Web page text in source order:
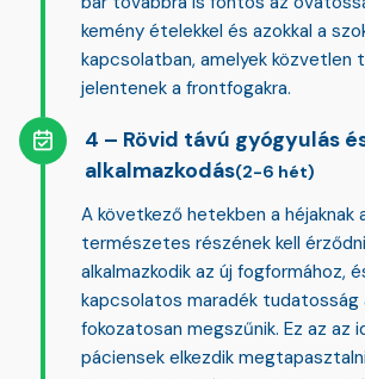
kemény ételekkel és azokkal a
kapcsolatban, amelyek közvetlen
jelentenek a frontfogakra.
Rövid távú gyógyulás
alkalmazkodás(2-6 hét)
A következő hetekben a héjaknak
természetes részének kell
alkalmazkodik az új fogformához,
kapcsolatos maradék tudatosság
fokozatosan megszűnik. Ez az az
páciensek elkezdik